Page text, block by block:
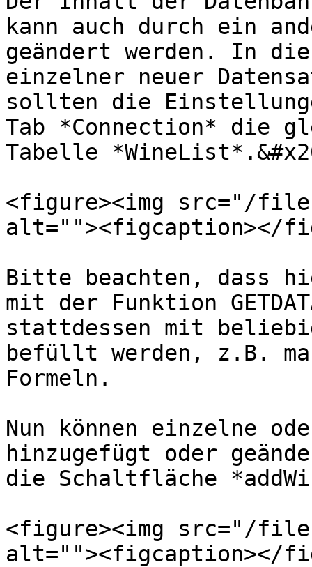
kann auch durch ein
geändert werden. In
einzelner neuer
sollten die
Tab *Connection* die
Tabelle
<figure><img src="/
alt=""><figcaption></
Bitte beachten, dass
mit der Funktion
stattdessen mit
befüllt werden, z.B.
Formeln.
Nun können einzelne
hinzugefügt oder
die Schaltfläche
<figure><img src="/files/
alt=""><figcaption></